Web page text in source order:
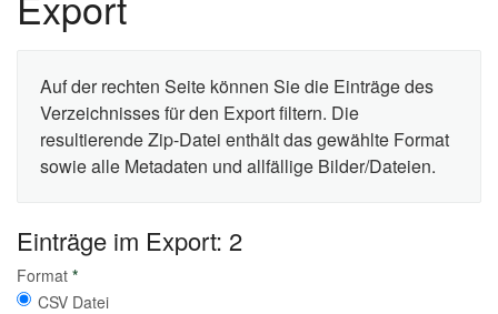
Auf der rechten Seite können Sie die Einträge des
Verzeichnisses für den Export filtern. Die
resultierende Zip-Datei enthält das gewählte Format
sowie alle Metadaten und allfällige Bilder/Dateien.
Einträge im Export: 2
Format *
CSV Datei